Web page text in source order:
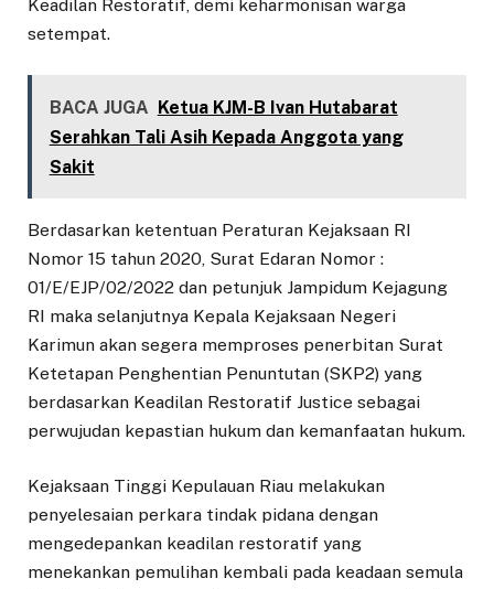
Keadilan Restoratif, demi keharmonisan warga
setempat.
BACA JUGA Ketua KJM-B Ivan Hutabarat
Serahkan Tali Asih Kepada Anggota yang
Sakit
Berdasarkan ketentuan Peraturan Kejaksaan RI
Nomor 15 tahun 2020, Surat Edaran Nomor :
01/E/EJP/02/2022 dan petunjuk Jampidum Kejagung
RI maka selanjutnya Kepala Kejaksaan Negeri
Karimun akan segera memproses penerbitan Surat
Ketetapan Penghentian Penuntutan (SKP2) yang
berdasarkan Keadilan Restoratif Justice sebagai
perwujudan kepastian hukum dan kemanfaatan hukum.
Kejaksaan Tinggi Kepulauan Riau melakukan
penyelesaian perkara tindak pidana dengan
mengedepankan keadilan restoratif yang
menekankan pemulihan kembali pada keadaan semula